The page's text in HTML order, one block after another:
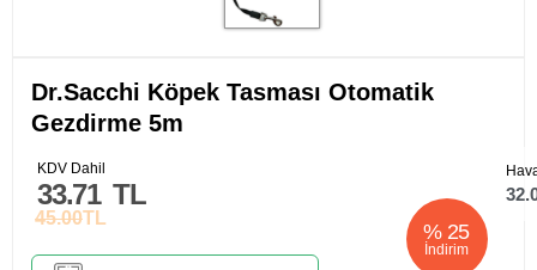
Dr.Sacchi Köpek Tasması Otomatik
Gezdirme 5m
% 25
İndirim
45.00TL
33.71 TL
KDV Dahil